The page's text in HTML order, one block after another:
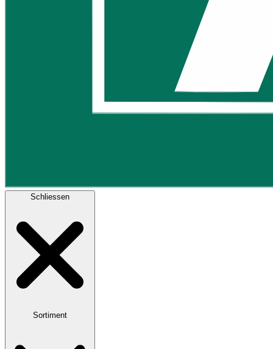
Schliessen
Sortiment